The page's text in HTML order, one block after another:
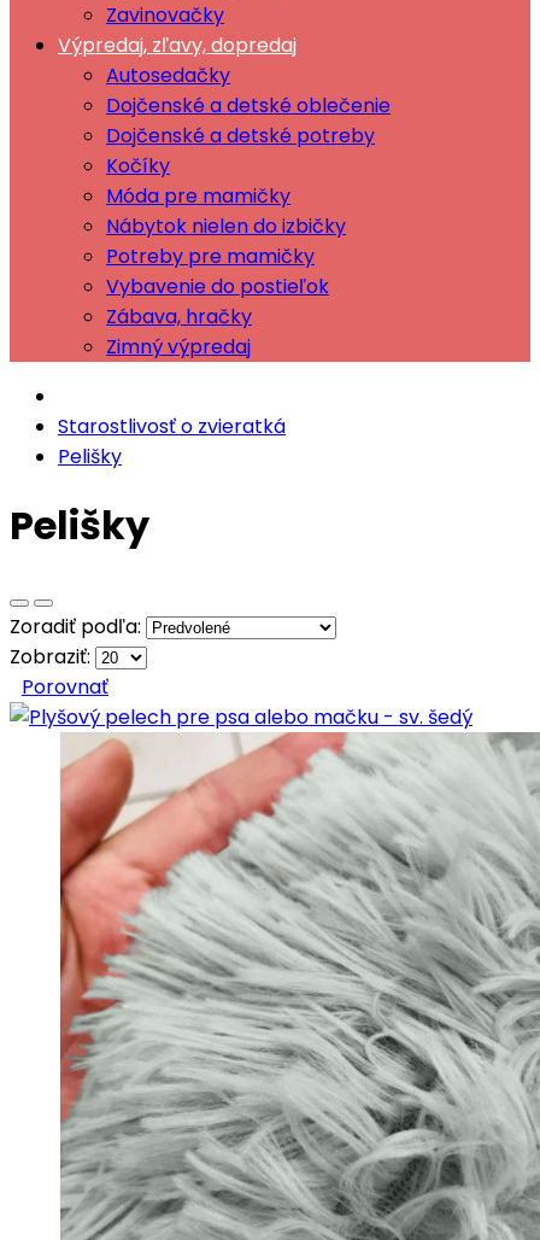
Zavinovačky
Výpredaj, zľavy, dopredaj
Autosedačky
Dojčenské a detské oblečenie
Dojčenské a detské potreby
Kočíky
Móda pre mamičky
Nábytok nielen do izbičky
Potreby pre mamičky
Vybavenie do postieľok
Zábava, hračky
Zimný výpredaj
Starostlivosť o zvieratká
Pelišky
Pelišky
Zoradiť podľa:
Zobraziť:
Porovnať